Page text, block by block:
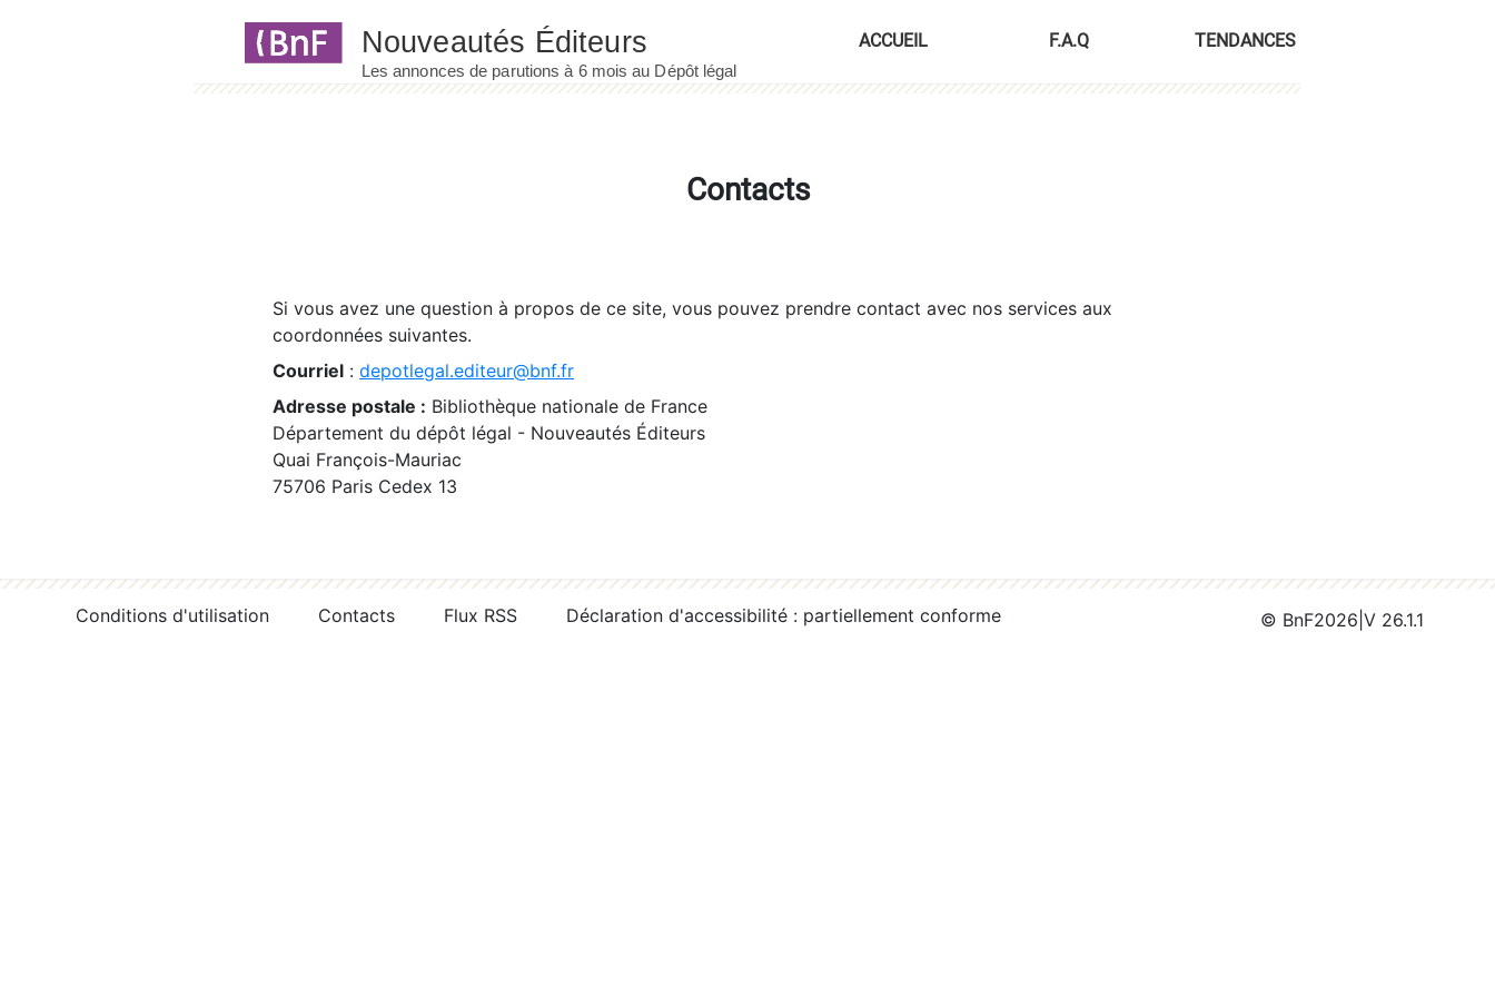
ACCUEIL F.A.Q TENDANCES
Contacts
Si vous avez une question à propos de ce site, vous pouvez prendre contact avec nos services aux
coordonnées suivantes.
Courriel : depotlegal.editeur@bnf.fr
Adresse postale : Bibliothèque nationale de France
Département du dépôt légal - Nouveautés Éditeurs
Quai François-Mauriac
75706 Paris Cedex 13
Conditions d'utilisation Contacts Flux RSS Déclaration d'accessibilité : partiellement conforme © BnF2026 V 26.1.1